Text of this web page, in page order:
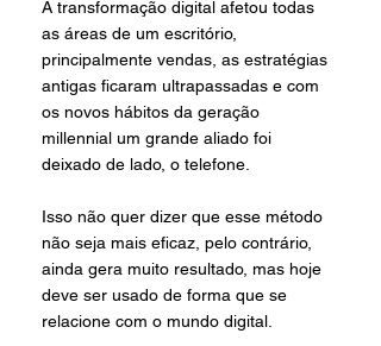
A transformação digital afetou todas
as áreas de um escritório,
principalmente vendas, as estratégias
antigas ficaram ultrapassadas e com
os novos hábitos da geração
millennial um grande aliado foi
deixado de lado, o telefone.
Isso não quer dizer que esse método
não seja mais eficaz, pelo contrário,
ainda gera muito resultado, mas hoje
deve ser usado de forma que se
relacione com o mundo digital.